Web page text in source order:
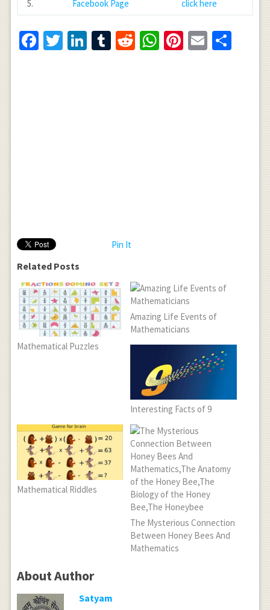
5.
Facebook Page click here
Facebook
Twitter
LinkedIn
Tumblr
RedditWhatsApp
Pinterest
Email
Pin It
Related Posts
Mathematical Puzzles
Amazing Life Events of
Mathematicians
Interesting Facts of 9
Mathematical Riddles
The Mysterious Connection
Between Honey Bees And
Mathematics
About Author
Satyam